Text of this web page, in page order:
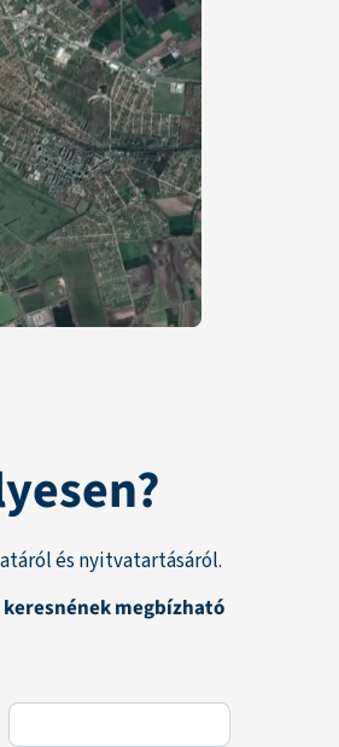
és nyitvatartásáról.
megbízható